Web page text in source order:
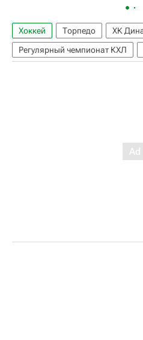
Хоккей Торпедо
ХК
Регулярный чемпионат КХЛ